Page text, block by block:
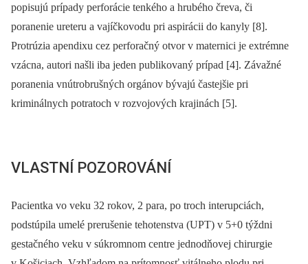
popisujú prípady perforácie tenkého a hrubého čreva, či
poranenie ureteru a vajíčkovodu pri aspirácii do kanyly [8].
Protrúzia apendixu cez perforačný otvor v maternici je extrémne
vzácna, autori našli iba jeden publikovaný prípad [4]. Závažné
poranenia vnútrobrušných orgánov bývajú častejšie pri
kriminálnych potratoch v rozvojových krajinách [5].
VLASTNÍ POZOROVÁNÍ
Pacientka vo veku 32 rokov, 2 para, po troch interupciách,
podstúpila umelé prerušenie tehotenstva (UPT) v 5+0 týždni
gestačného veku v súkromnom centre jednodňovej chirurgie